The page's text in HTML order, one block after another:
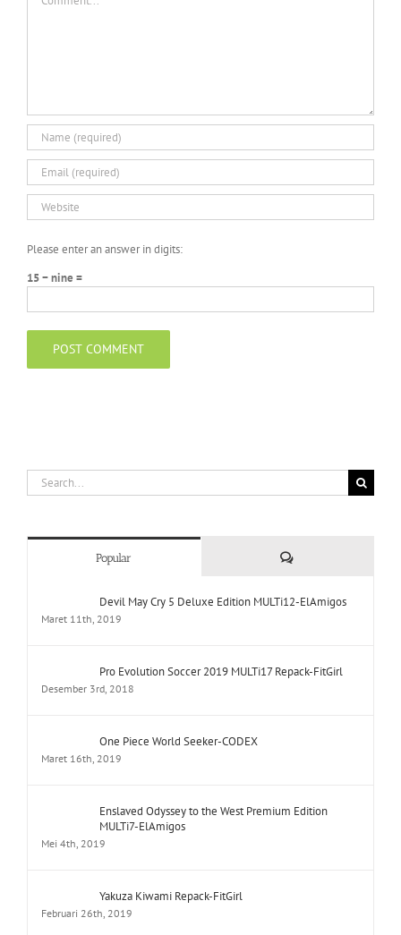
Please enter an answer in digits:
15 − nine =
Search
for:
Popular Comments
Devil May Cry 5 Deluxe Edition MULTi12-ElAmigos
Maret 11th, 2019
Pro Evolution Soccer 2019 MULTi17 Repack-FitGirl
Desember 3rd, 2018
One Piece World Seeker-CODEX
Maret 16th, 2019
Enslaved Odyssey to the West Premium Edition
MULTi7-ElAmigos
Mei 4th, 2019
Yakuza Kiwami Repack-FitGirl
Februari 26th, 2019